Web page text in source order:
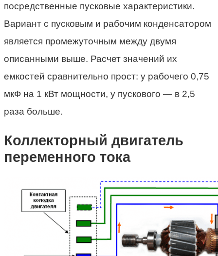
посредственные пусковые характеристики.
Вариант с пусковым и рабочим конденсатором
является промежуточным между двумя
описанными выше. Расчет значений их
емкостей сравнительно прост: у рабочего 0,75
мкФ на 1 кВт мощности, у пускового — в 2,5
раза больше.
Коллекторный двигатель
переменного тока